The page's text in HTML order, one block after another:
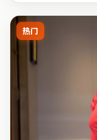
热门